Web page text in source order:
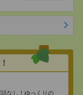
話なし！ゆっくりの